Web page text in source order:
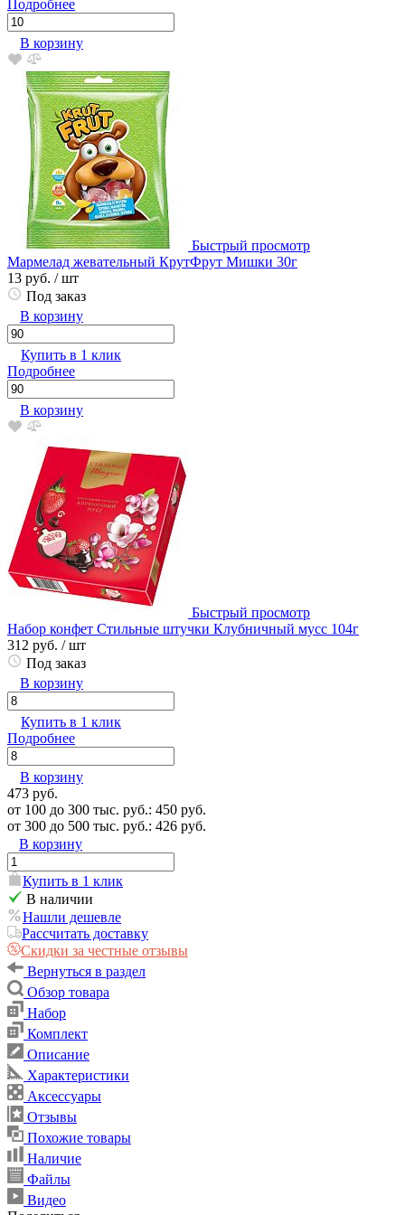
Подробнее
В корзину
Быстрый просмотр
Мармелад жевательный КрутФрут Мишки 30г
13 руб. / шт
Под заказ
В корзину
Купить в 1 клик
Подробнее
В корзину
Быстрый просмотр
Набор конфет Стильные штучки Клубничный мусс 104г
312 руб. / шт
Под заказ
В корзину
Купить в 1 клик
Подробнее
В корзину
473 руб.
от 100 до 300 тыс. руб.: 450 руб.
от 300 до 500 тыс. руб.: 426 руб.
В корзину
Купить в 1 клик
В наличии
Нашли дешевле
Рассчитать доставку
Скидки за честные отзывы
Вернуться в раздел
Обзор товара
Набор
Комплект
Описание
Характеристики
Аксессуары
Отзывы
Похожие товары
Наличие
Файлы
Видео